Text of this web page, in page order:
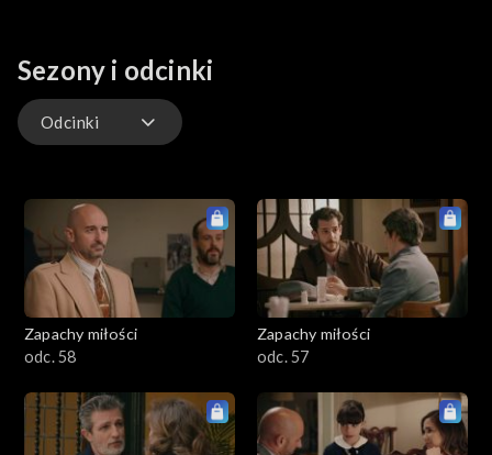
Sezony i odcinki
Odcinki
Zapachy miłości
odc. 58
Zapachy miłości
odc. 57